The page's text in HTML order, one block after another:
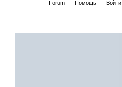
Forum Помощь Войти